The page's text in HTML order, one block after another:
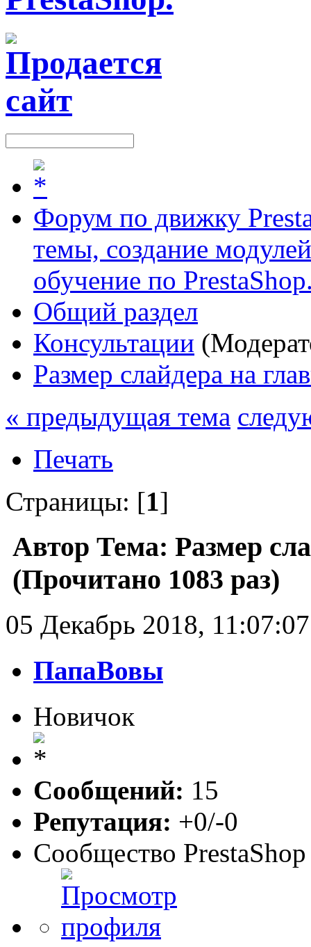
Форум по движку
темы, создание
обучение по
Общий раздел
Консультации
Размер слайдера на
« предыдущая тема
Печать
Страницы: [1]
Автор Тема: Размер
(Прочитано 1083 раз)
05 Декабрь 2018, 11:07:07
ПапаВовы
Новичок
Сообщений: 15
Репутация: +0/-0
Сообщество PrestaShop